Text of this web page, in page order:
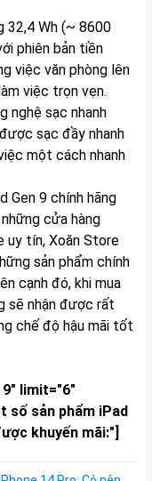
32,4 Wh (~ 8600
phiên bản tiền
việc văn phòng lên
việc trọn vẹn.
nghệ sạc nhanh
sạc đầy nhanh
một cách nhanh
Gen 9 chính hãng
cửa hàng
uy tín, Xoăn Store
sản phẩm chính
cạnh đó, khi mua
sẽ nhận được rất
chế độ hậu mãi tốt
9" limit="6"
số sản phẩm iPad
khuyến mãi:"]